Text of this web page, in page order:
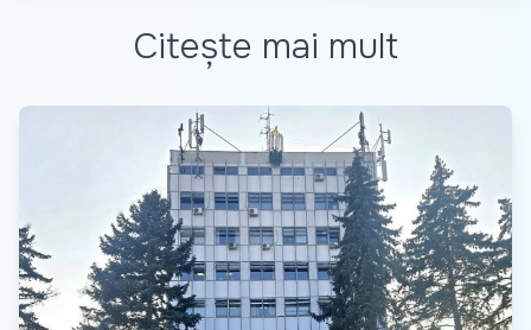
Citește mai mult